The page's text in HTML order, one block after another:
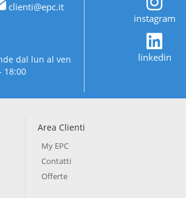
clienti@epc.it
dal lun al ven
18:00
instagram
linkedin
Area Clienti
My EPC
Contatti
Offerte